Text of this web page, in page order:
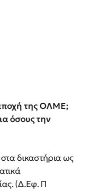
της ΟΛΜΕ;
όσους την
δικαστήρια ως
(Δ.Εφ. Π​